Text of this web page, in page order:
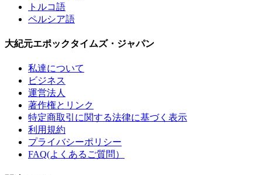
トルコ語
ペルシア語
大紀元エポックタイムズ・ジャパン
私達について
ビジネス
運営法人
著作権とリンク
特定商取引に関する法律に基づく表示
利用規約
プライバシーポリシー
FAQ(よくあるご質問）